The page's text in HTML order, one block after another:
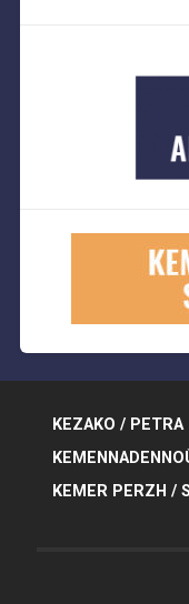
KEZAKO / PETRA
KEMER PERZH /